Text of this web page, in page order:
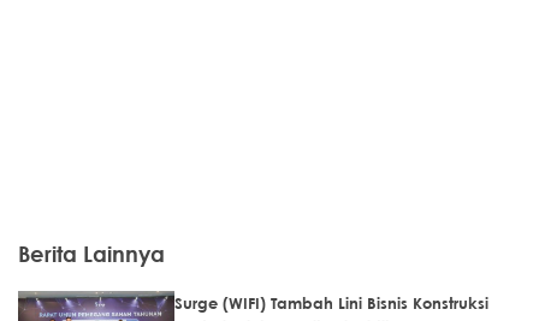
Berita Lainnya
Surge (WIFI) Tambah Lini Bisnis Konstruksi